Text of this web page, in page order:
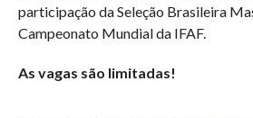
participação da Seleção Brasileira
Campeonato Mundial da IFAF.
As vagas são limitadas!